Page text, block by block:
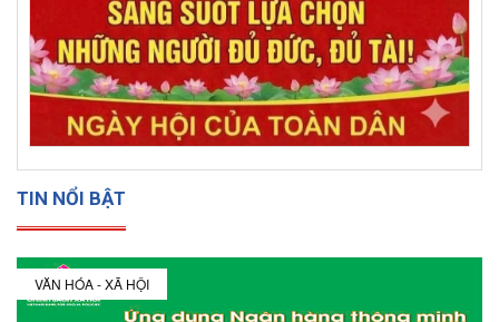
TIN NỔI BẬT
VĂN HÓA - XÃ HỘI